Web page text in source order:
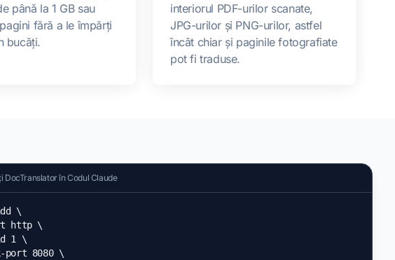
până la 1 GB sau
fără a le împărți
bucăți.
interiorul PDF-urilor scanate,
JPG-urilor și PNG-urilor, astfel
încât chiar și paginile fotografiate
pot fi traduse.
DocTranslator în Codul Claude
\
http \
1 \
port 8080 \